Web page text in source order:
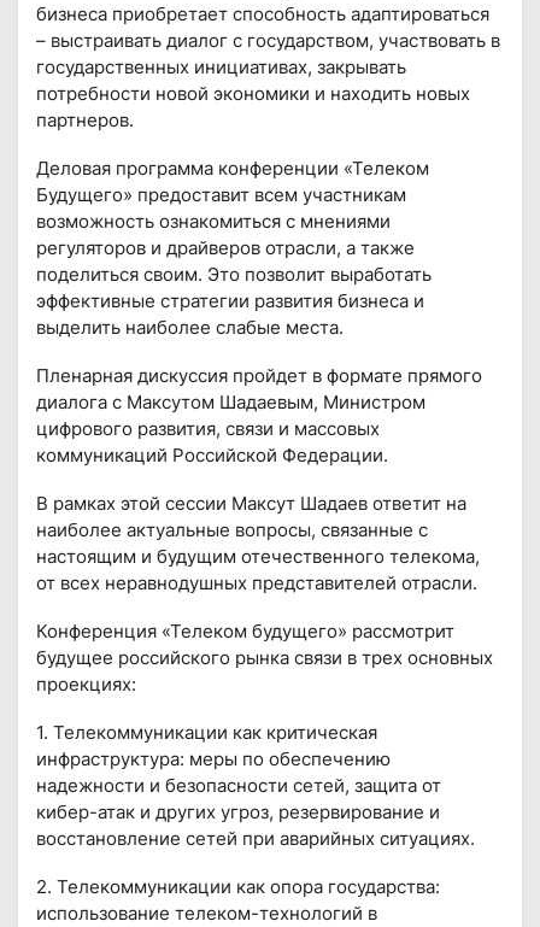
бизнеса приобретает способность адаптироваться
– выстраивать диалог с государством, участвовать в
государственных инициативах, закрывать
потребности новой экономики и находить новых
партнеров.
Деловая программа конференции «Телеком
Будущего» предоставит всем участникам
возможность ознакомиться с мнениями
регуляторов и драйверов отрасли, а также
поделиться своим. Это позволит выработать
эффективные стратегии развития бизнеса и
выделить наиболее слабые места.
Пленарная дискуссия пройдет в формате прямого
диалога с Максутом Шадаевым, Министром
цифрового развития, связи и массовых
коммуникаций Российской Федерации.
В рамках этой сессии Максут Шадаев ответит на
наиболее актуальные вопросы, связанные с
настоящим и будущим отечественного телекома,
от всех неравнодушных представителей отрасли.
Конференция «Телеком будущего» рассмотрит
будущее российского рынка связи в трех основных
проекциях:
1. Телекоммуникации как критическая
инфраструктура: меры по обеспечению
надежности и безопасности сетей, защита от
кибер-атак и других угроз, резервирование и
восстановление сетей при аварийных ситуациях.
2. Телекоммуникации как опора государства:
использование телеком-технологий в